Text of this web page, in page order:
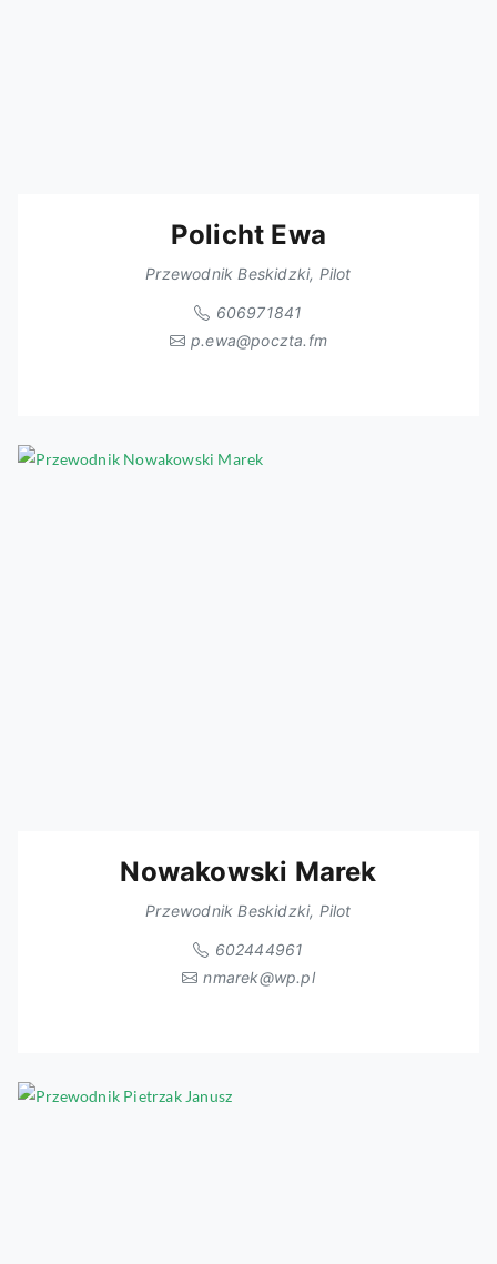
Policht Ewa
Przewodnik Beskidzki, Pilot
606971841
p.ewa@poczta.fm
Nowakowski Marek
Przewodnik Beskidzki, Pilot
602444961
nmarek@wp.pl